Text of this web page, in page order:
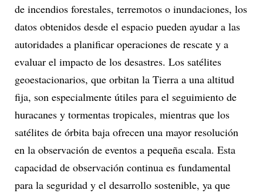
de incendios forestales, terremotos o inundaciones, los
datos obtenidos desde el espacio pueden ayudar a las
autoridades a planificar operaciones de rescate y a
evaluar el impacto de los desastres. Los satélites
geoestacionarios, que orbitan la Tierra a una altitud
fija, son especialmente útiles para el seguimiento de
huracanes y tormentas tropicales, mientras que los
satélites de órbita baja ofrecen una mayor resolución
en la observación de eventos a pequeña escala. Esta
capacidad de observación continua es fundamental
para la seguridad y el desarrollo sostenible, ya que